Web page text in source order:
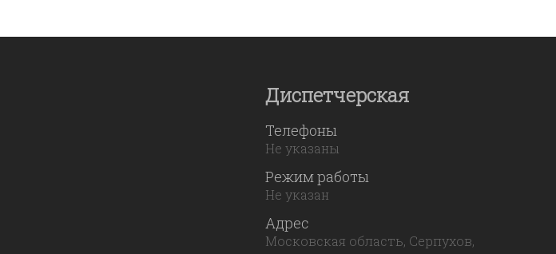
Диспетчерская
Телефоны
Не указаны
Режим работы
Не указан
Адрес
Московская область, Серпухов,